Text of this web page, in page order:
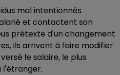
mal intentionnés
et contactent son
prétexte d'un changement
ils arrivent à faire modifier
le salaire, le plus
l'étranger.